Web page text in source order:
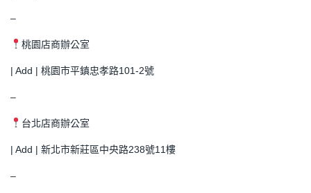
–
桃園店商辦公室
| Add | 桃園市平鎮忠孝路101-2號
–
台北店商辦公室
| Add | 新北市新莊區中央路238號11樓
–